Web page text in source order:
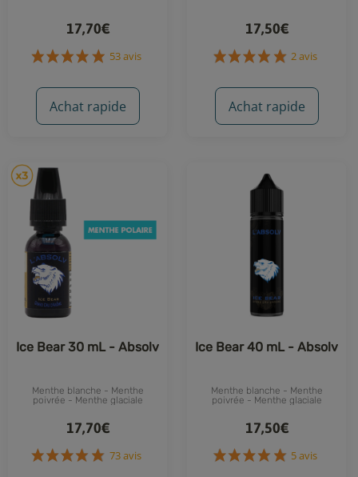
17,70€
53 avis
Achat rapide
17,50€
2 avis
Achat rapide
Ice Bear 30 mL - Absolv
Menthe blanche - Menthe
poivrée - Menthe glaciale
17,70€
Ice Bear 40 mL - Absolv
Menthe blanche - Menthe
poivrée - Menthe glaciale
17,50€